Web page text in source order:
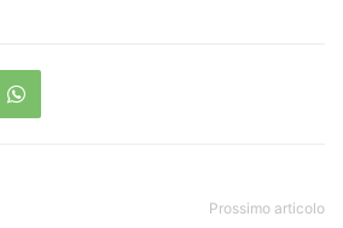
Prossimo articolo